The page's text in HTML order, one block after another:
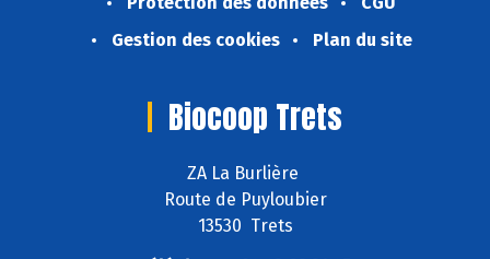
Gestion des cookies
Plan du site
Biocoop Trets
ZA La Burlière
Route de Puyloubier
13530 Trets